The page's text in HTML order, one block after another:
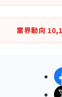
業界動向